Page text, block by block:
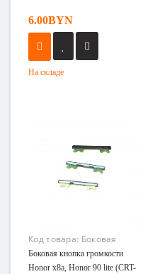
6.00BYN
На складе
Код товара: Боковая
кнопка Honor x8a, Honor
90 lite (CRT-LX1) голубой
Боковая кнопка громкости
Honor x8a, Honor 90 lite (CRT-